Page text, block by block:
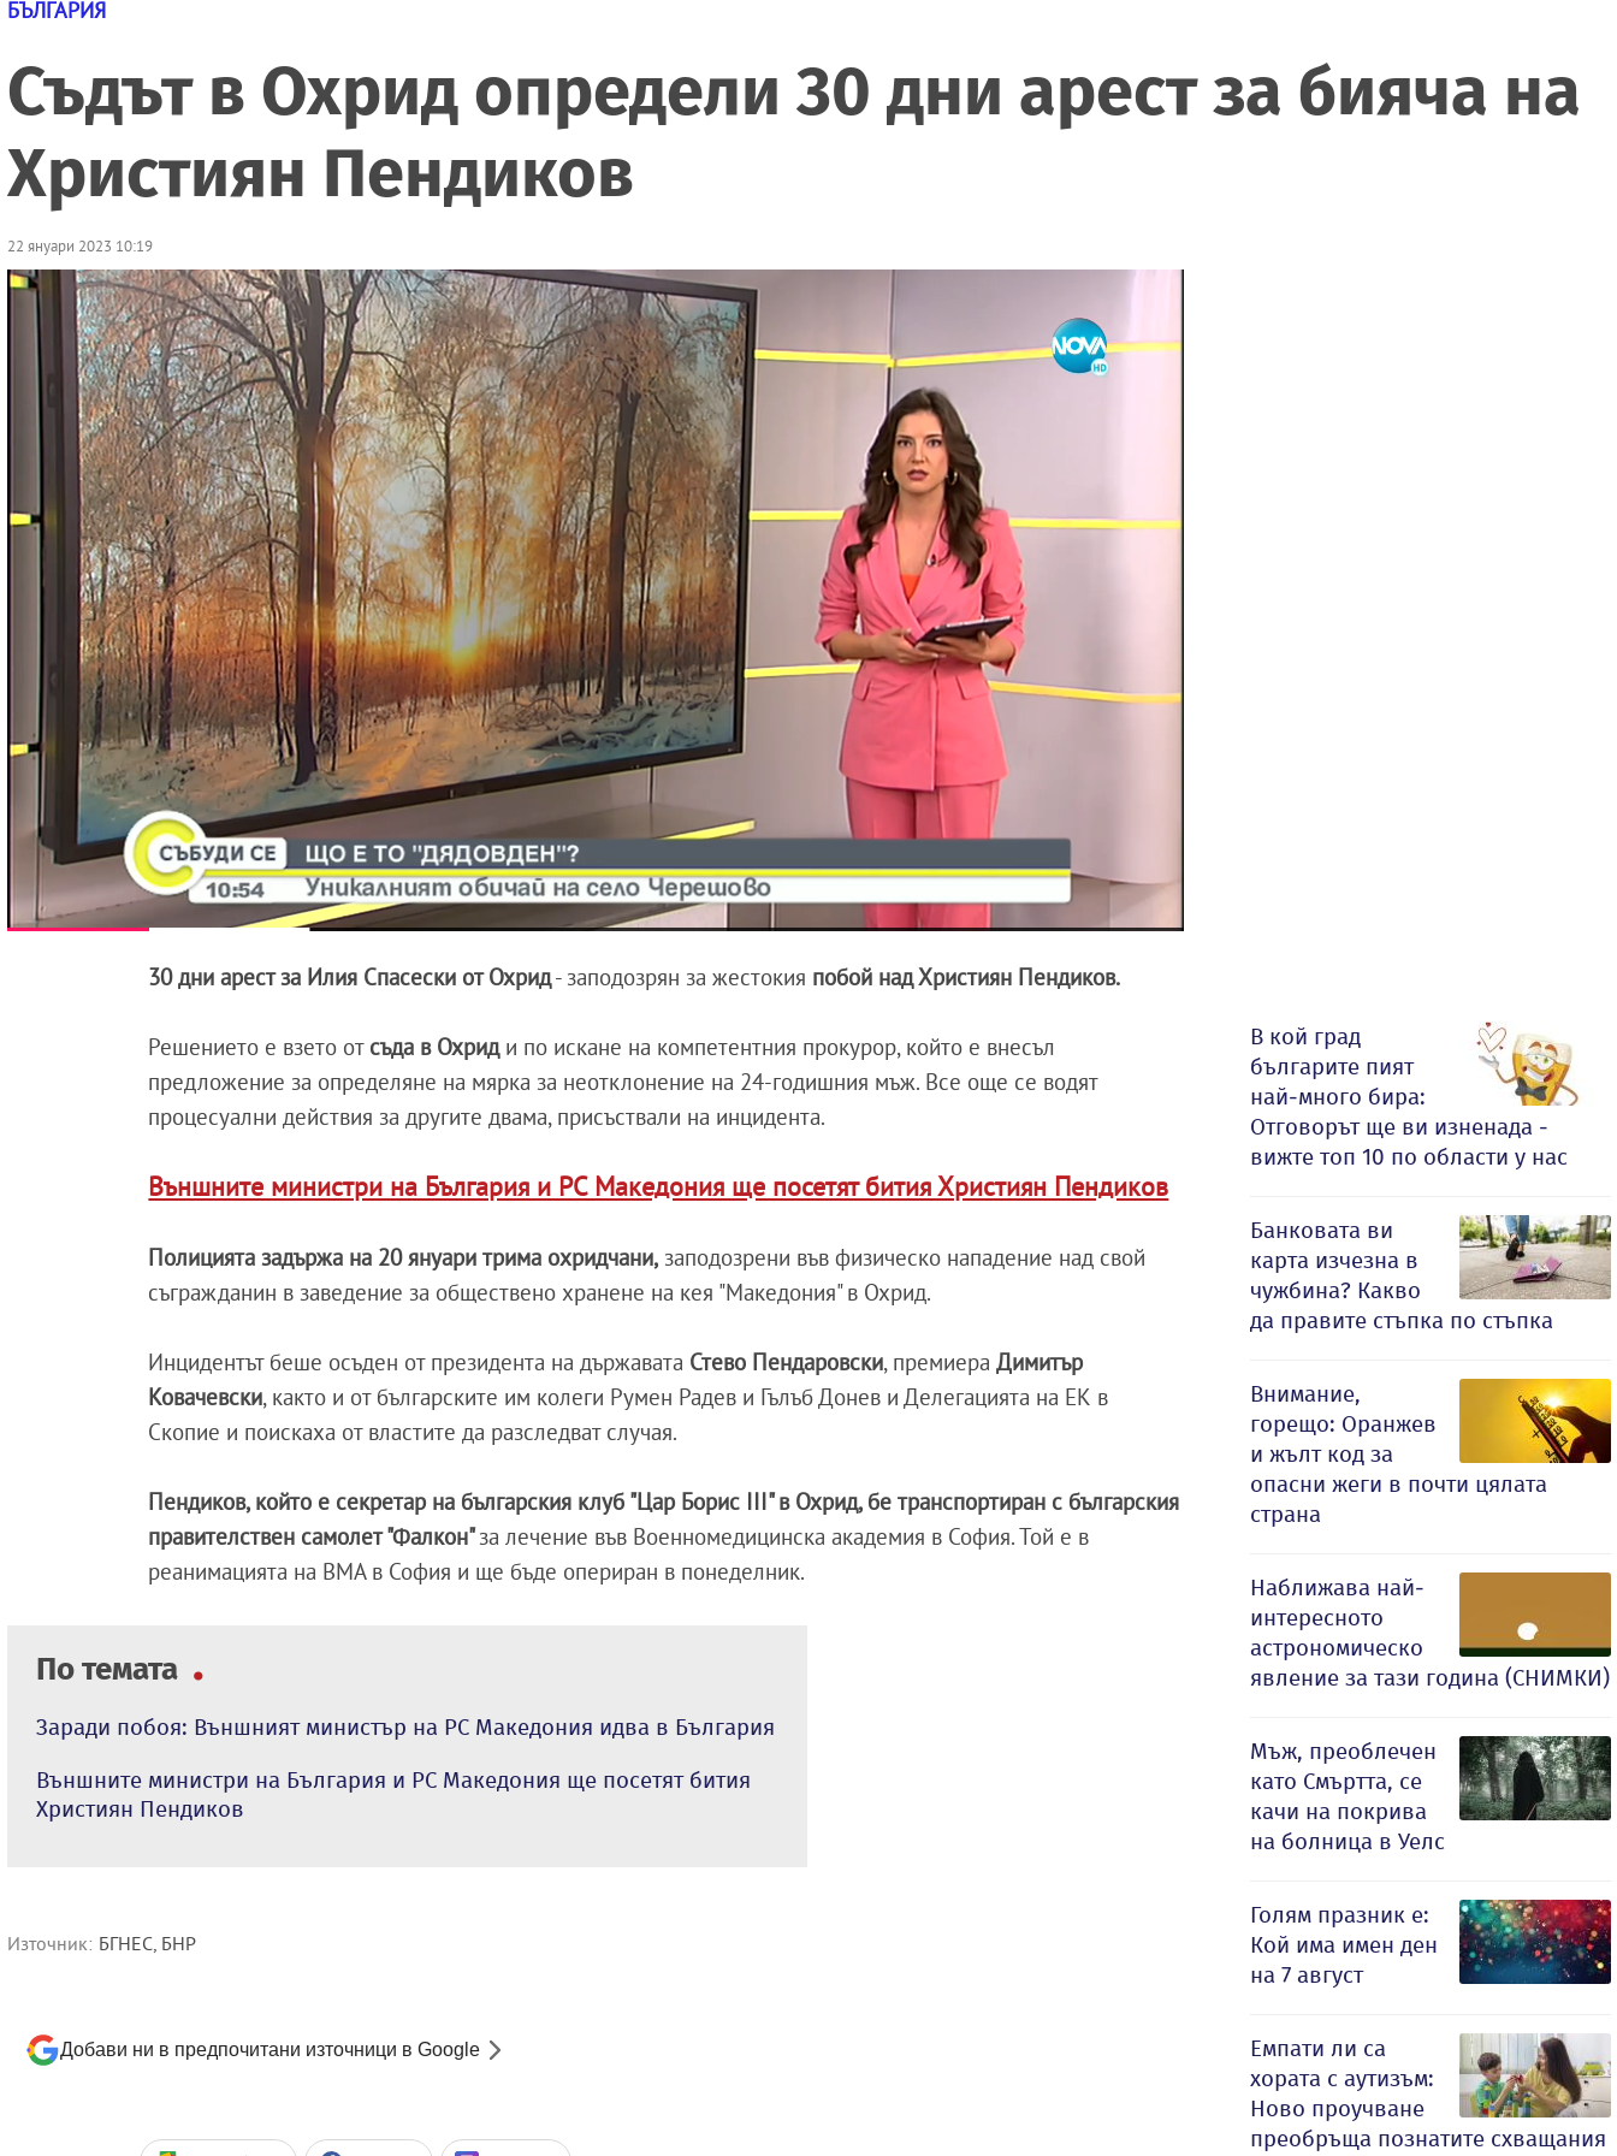
БЪЛГАРИЯ
Съдът в Охрид определи 30 дни арест за бияча на
Християн Пендиков
22 януари 2023 10:19
30 дни арест за Илия Спасески от Охрид- заподозрян за жестокия побой над Християн Пендиков.
Решението е взето от съда в Охриди по искане на компетентния прокурор, който е внесъл
предложение за определяне на мярка за неотклонение на 24-годишния мъж. Все още се водят
процесуални действия за другите двама, присъствали на инцидента.
Външните министри на България и РС Македония ще посетят бития Християн Пендиков
Полицията задържа на 20 януари трима охридчани, заподозрени във физическо нападение над свой
съгражданин в заведение за обществено хранене на кея "Македония" в Охрид.
Инцидентът беше осъден от президента на държавата Стево Пендаровски, премиераДимитър
Ковачевски, както и от българските им колеги Румен Радев и Гълъб Донев и Делегацията на ЕК в
Скопие и поискаха от властите да разследват случая.
Пендиков, който е секретар на българския клуб "Цар Борис III" в Охрид, бе транспортиран с българския
правителствен самолет "Фалкон"за лечение във Военномедицинска академия в София. Той е в
реанимацията на ВМА в София и ще бъде опериран в понеделник.
По темата
Заради побоя: Външният министър на РС Македония идва в България
Външните министри на България и РС Македония ще посетят бития
Християн Пендиков
Източник: БГНЕС, БНР
Добави ни в предпочитани източници в Google
В кой град
българите пият
най-много бира:
Отговорът ще ви изненада -
вижте топ 10 по области у нас
Банковата ви
карта изчезна в
чужбина? Какво
да правите стъпка по стъпка
Внимание,
горещо: Оранжев
и жълт код за
опасни жеги в почти цялата
страна
Наближава най-
интересното
астрономическо
явление за тази година (СНИМКИ)
Мъж, преоблечен
като Смъртта, се
качи на покрива
на болница в Уелс
Голям празник е:
Кой има имен ден
на 7 август
Емпати ли са
хората с аутизъм:
Ново проучване
преобръща познатите схващания